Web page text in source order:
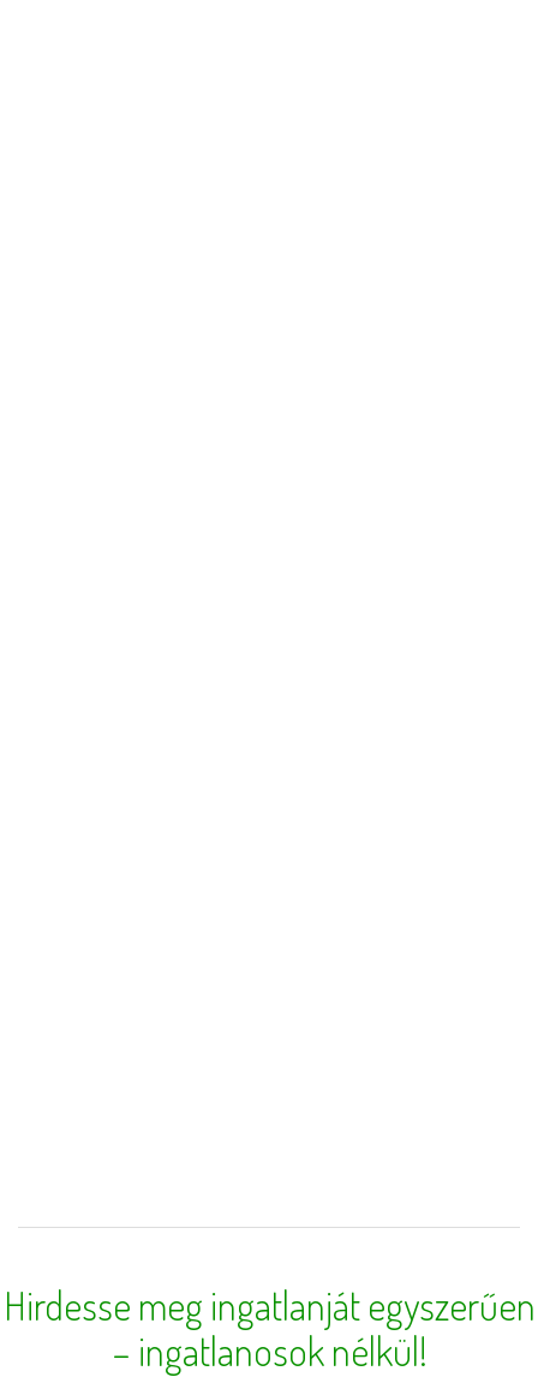
Hirdesse meg ingatlanját egyszerűen
– ingatlanosok nélkül!